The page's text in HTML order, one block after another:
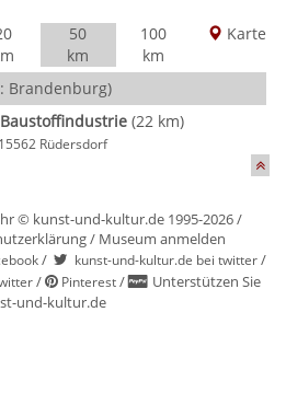
50
km
100
km
Karte
Brandenburg)
(22 km)
Rüdersdorf
© kunst-und-kultur.de 1995-2026 /
/ Museum anmelden
/ kunst-und-kultur.de bei twitter/
/ Pinterest/
Unterstützen Sie
und-kultur.de